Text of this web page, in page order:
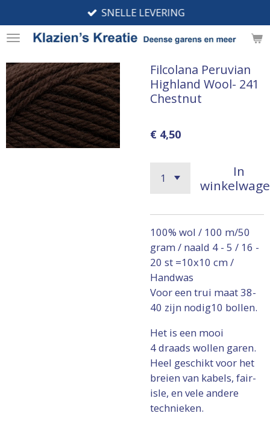
direct
naar
hoofdinhoud
SNELLE LEVERING
Filcolana Peruvian
Highland Wool- 241
Chestnut
€ 4,50
In
100% wol / 100 m/50
gram / naald 4 - 5 / 16 -
20 st =10x10 cm /
Handwas
Voor een trui maat 38-
40 zijn nodig10 bollen.
Het is een mooi
4 draads wollen garen.
Heel geschikt voor het
breien van kabels, fair-
isle, en vele andere
technieken.